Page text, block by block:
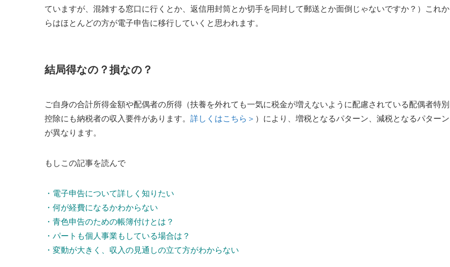
ていますが、混雑する窓口に行くとか、返信用封筒とか切手を同封して郵送とか面倒じゃないですか？）これか
らはほとんどの方が電子申告に移行していくと思われます。
結局得なの？損なの？
ご自身の合計所得金額や配偶者の所得（扶養を外れても一気に税金が増えないように配慮されている配偶者特別
控除にも納税者の収入要件があります。 詳しくはこちら＞ ）により、増税となるパターン、減税となるパターン
が異なります。
もしこの記事を読んで
・電子申告について詳しく知りたい
・何が経費になるかわからない
・青色申告のための帳簿付けとは？
・パートも個人事業もしている場合は？
・変動が大きく、収入の見通しの立て方がわからない